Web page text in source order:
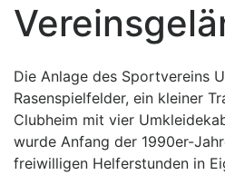
Die Anlage des Sportvereins
Rasenspielfelder, ein kleiner
Clubheim mit vier
wurde Anfang der 1990er-
freiwilligen Helferstunden in